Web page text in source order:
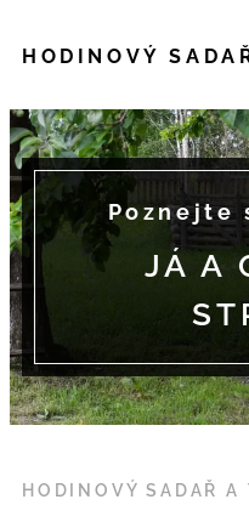
HODINOVÝ
Poznejte
JÁ A
HODINOVÝ SADAŘ A